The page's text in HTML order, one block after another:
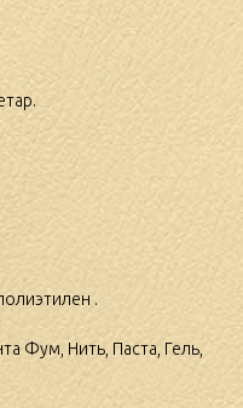
.
Фум, Нить, Паста, Гель,